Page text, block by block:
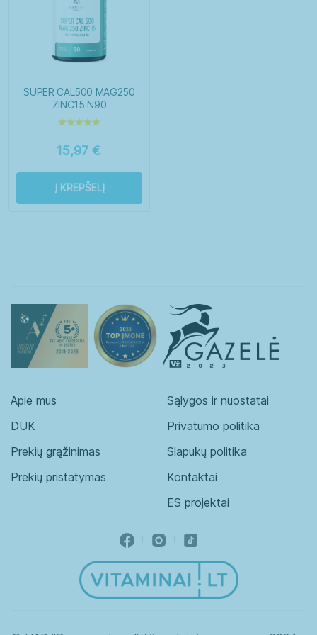
SUPER CAL500 MAG250
ZINC15 N90
15,97 €
Į KREPŠELĮ
Apie mus
DUK
Prekių grąžinimas
Prekių pristatymas
Sąlygos ir nuostatai
Privatumo politika
Slapukų politika
Kontaktai
ES projektai